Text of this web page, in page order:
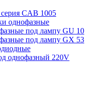
CAB 1005
однофазные
под лампу GU 10
под лампу GX 53
однофазный 220V